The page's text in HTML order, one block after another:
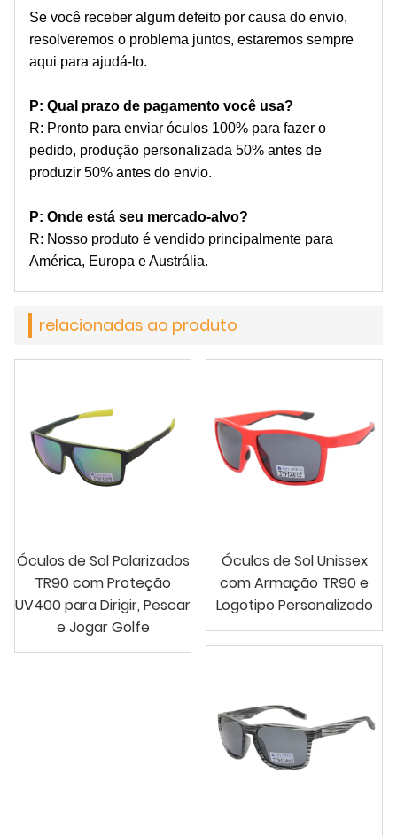
Se você receber algum defeito por causa do envio,
resolveremos o problema juntos, estaremos sempre
aqui para ajudá-lo.
P: Qual prazo de pagamento você usa?
R: Pronto para enviar óculos 100% para fazer o
pedido, produção personalizada 50% antes de
produzir 50% antes do envio.
P: Onde está seu mercado-alvo?
R: Nosso produto é vendido principalmente para
América, Europa e Austrália.
relacionadas ao produto
Óculos de Sol Polarizados
TR90 com Proteção
UV400 para Dirigir, Pescar
e Jogar Golfe
Óculos de Sol Unissex
com Armação TR90 e
Logotipo Personalizado